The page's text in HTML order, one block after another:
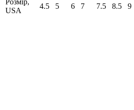
USA
4.5 5 6 7 7.5 8.5 9